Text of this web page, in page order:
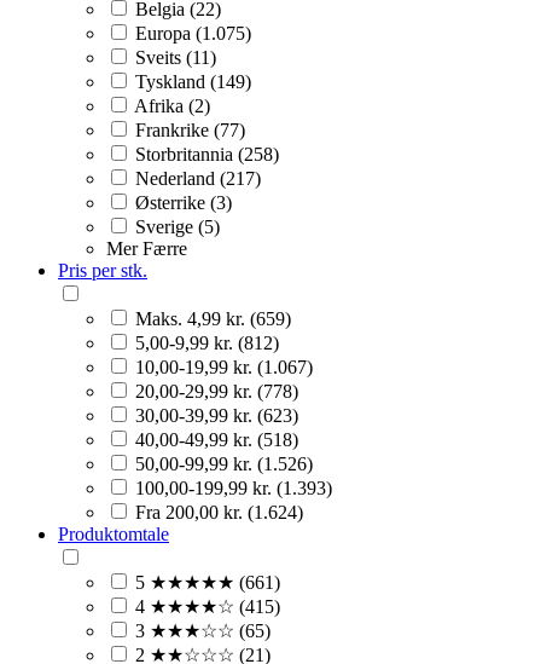
Belgia (22)
Europa (1.075)
Sveits (11)
Tyskland (149)
Afrika (2)
Frankrike (77)
Storbritannia (258)
Nederland (217)
Østerrike (3)
Sverige (5)
Mer Færre
Pris per stk.
Maks. 4,99 kr. (659)
5,00-9,99 kr. (812)
10,00-19,99 kr. (1.067)
20,00-29,99 kr. (778)
30,00-39,99 kr. (623)
40,00-49,99 kr. (518)
50,00-99,99 kr. (1.526)
100,00-199,99 kr. (1.393)
Fra 200,00 kr. (1.624)
Produktomtale
5 ★★★★★ (661)
4 ★★★★☆ (415)
3 ★★★☆☆ (65)
2 ★★☆☆☆ (21)